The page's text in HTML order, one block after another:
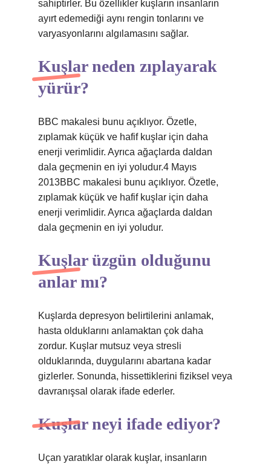
sahiptirler. Bu özellikler kuşların insanların
ayırt edemediği aynı rengin tonlarını ve
varyasyonlarını algılamasını sağlar.
Kuşlar neden zıplayarak
yürür?
BBC makalesi bunu açıklıyor. Özetle,
zıplamak küçük ve hafif kuşlar için daha
enerji verimlidir. Ayrıca ağaçlarda daldan
dala geçmenin en iyi yoludur.4 Mayıs
2013BBC makalesi bunu açıklıyor. Özetle,
zıplamak küçük ve hafif kuşlar için daha
enerji verimlidir. Ayrıca ağaçlarda daldan
dala geçmenin en iyi yoludur.
Kuşlar üzgün olduğunu
anlar mı?
Kuşlarda depresyon belirtilerini anlamak,
hasta olduklarını anlamaktan çok daha
zordur. Kuşlar mutsuz veya stresli
olduklarında, duygularını abartana kadar
gizlerler. Sonunda, hissettiklerini fiziksel veya
davranışsal olarak ifade ederler.
Kuşlar neyi ifade ediyor?
Uçan yaratıklar olarak kuşlar, insanların